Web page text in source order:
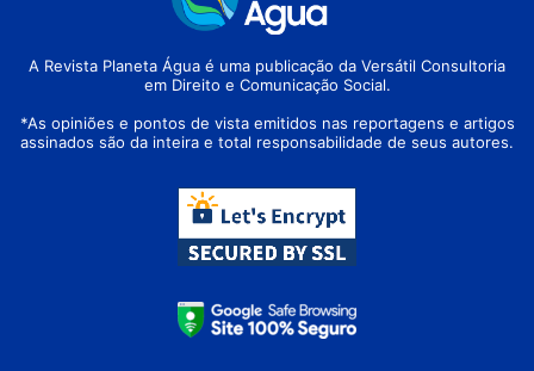
A Revista Planeta Água é uma publicação da Versátil Consultoria
em Direito e Comunicação Social.
*As opiniões e pontos de vista emitidos nas reportagens e artigos
assinados são da inteira e total responsabilidade de seus autores.